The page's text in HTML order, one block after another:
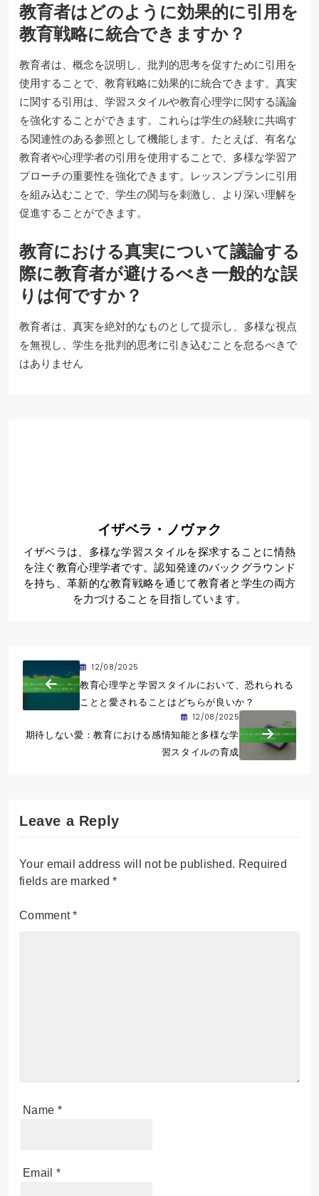
教育者はどのように効果的に引用を
教育戦略に統合できますか？
教育者は、概念を説明し、批判的思考を促すために引用を
使用することで、教育戦略に効果的に統合できます。真実
に関する引用は、学習スタイルや教育心理学に関する議論
を強化することができます。これらは学生の経験に共鳴す
る関連性のある参照として機能します。たとえば、有名な
教育者や心理学者の引用を使用することで、多様な学習ア
プローチの重要性を強化できます。レッスンプランに引用
を組み込むことで、学生の関与を刺激し、より深い理解を
促進することができます。
教育における真実について議論する
際に教育者が避けるべき一般的な誤
りは何ですか？
教育者は、真実を絶対的なものとして提示し、多様な視点
を無視し、学生を批判的思考に引き込むことを怠るべきで
はありません
イザベラ・ノヴァク
イザベラは、多様な学習スタイルを探求することに情熱
を注ぐ教育心理学者です。認知発達のバックグラウンド
を持ち、革新的な教育戦略を通じて教育者と学生の両方
を力づけることを目指しています。
12/08/2025
教育心理学と学習スタイルにおいて、恐れられる
ことと愛されることはどちらが良いか？
12/08/2025
期待しない愛：教育における感情知能と多様な学
習スタイルの育成
Leave a Reply
Your email address will not be published. Required
fields are marked*
Comment*
Name *
Email *